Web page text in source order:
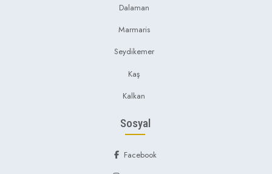
Dalaman
Marmaris
Seydikemer
Kaş
Kalkan
Sosyal
Facebook